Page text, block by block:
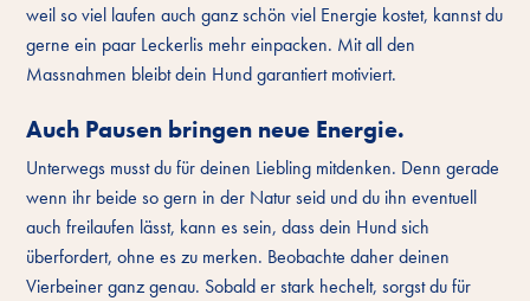
weil so viel laufen auch ganz schön viel Energie kostet, kannst du
gerne ein paar Leckerlis mehr einpacken. Mit all den
Massnahmen bleibt dein Hund garantiert motiviert.
Auch Pausen bringen neue Energie.
Unterwegs musst du für deinen Liebling mitdenken. Denn gerade
wenn ihr beide so gern in der Natur seid und du ihn eventuell
auch freilaufen lässt, kann es sein, dass dein Hund sich
überfordert, ohne es zu merken. Beobachte daher deinen
Vierbeiner ganz genau. Sobald er stark hechelt, sorgst du für